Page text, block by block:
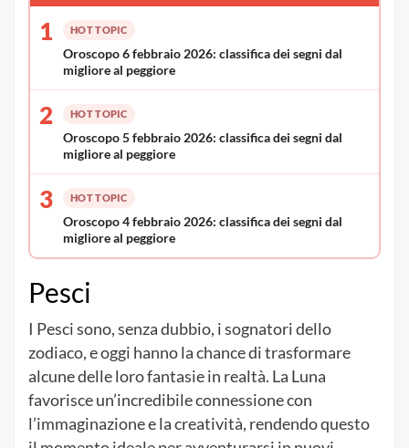
1 HOT TOPIC
Oroscopo 6 febbraio 2026: classifica dei segni dal
migliore al peggiore
2 HOT TOPIC
Oroscopo 5 febbraio 2026: classifica dei segni dal
migliore al peggiore
3 HOT TOPIC
Oroscopo 4 febbraio 2026: classifica dei segni dal
migliore al peggiore
Pesci
I Pesci sono, senza dubbio, i sognatori dello
zodiaco, e oggi hanno la chance di trasformare
alcune delle loro fantasie in realtà. La Luna
favorisce un’incredibile connessione con
l’immaginazione e la creatività, rendendo questo